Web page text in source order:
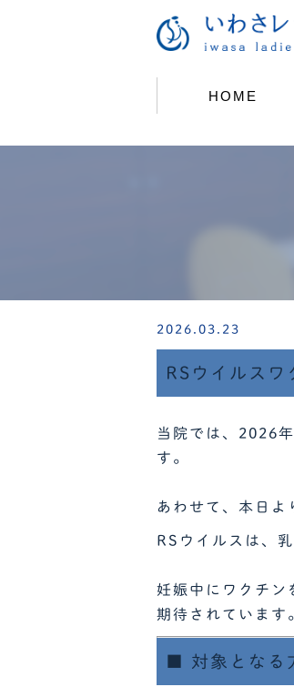
HOME
2026.03.23
RSウイルスワ
当院では、 2026
す。
あわせて、本日よ
RSウイルスは、
妊娠中にワクチン
期待されています
■ 対象となる